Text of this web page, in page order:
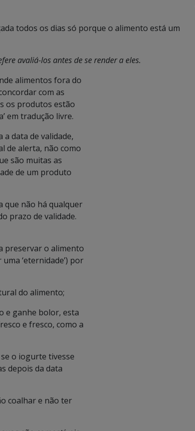
todos os dias só porque o alimento está um
avaliá-los antes de se render a eles.
alimentos fora do
com as
os produtos estão
em tradução livre.
data de validade,
de alerta, não como
são muitas as
de um produto
que não há qualquer
prazo de validade.
preservar o alimento
‘eternidade’) por
do alimento;
e ganhe bolor, esta
e fresco, como a
se o iogurte tivesse
depois da data
coalhar e não ter